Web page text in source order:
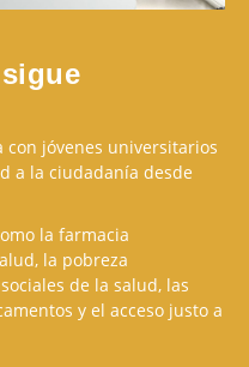
con jóvenes universitarios
a la ciudadanía desde
la farmacia
la pobreza
de la salud, las
y el acceso justo a